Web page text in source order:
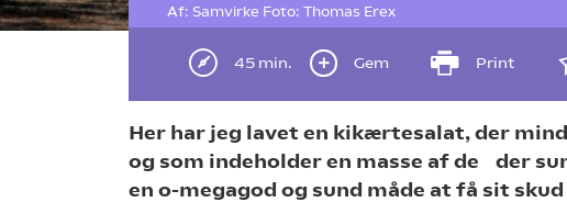
Af: Samvirke Foto: Thomas Erex
45 min. Gem Print
Her har jeg lavet en kikærtesalat, der
og som indeholder en masse af de der
en o-megagod og sund måde at få sit skud